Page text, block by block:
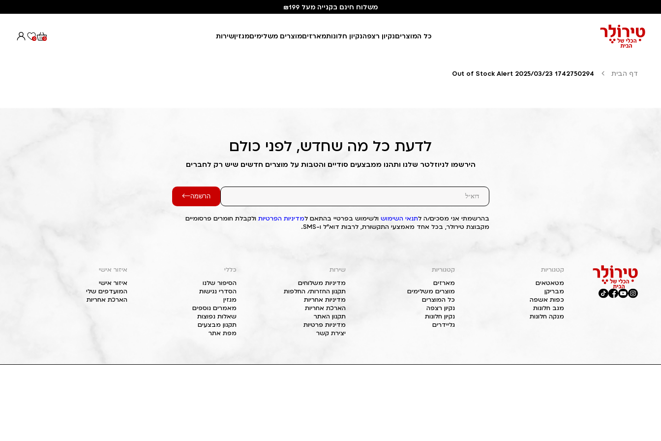
משלוח חינם בקנייה מעל ₪199
כל המוצריםנקיון רצפהנקיון חלונותמארזיםמוצרים משלימיםמגזיןשירות 0
0
דף הבית Out of Stock Alert 2025/03/23 1742750294
לדעת כל מה שחדש, לפני כולם
הירשמו לניוזלטר שלנו ותהנו ממבצעים סודיים והטבות על מוצרים חדשים שיש רק לחברים
הרשמה
בהרשמתי אני מסכים/ה לתנאי השימוש ולשימוש בפרטיי בהתאם למדיניות הפרטיות ולקבלת חומרים פרסומיים
מקבוצת טירולר, בכל אחד מאמצעי התקשורת, לרבות דוא"ל ו-SMS.
קטגוריות
מטאטאים
מבריקן
כפות אשפה
מגב חלונות
מנקה חלונות
קטגוריות
מארזים
מוצרים משלימים
כל המוצרים
נקיון רצפה
נקיון חלונות
גליידרים
שירות
מדיניות משלוחים
תקנון החזרות/ החלפות
מדיניות אחריות
הארכת אחריות
תקנון האתר
מדיניות פרטיות
יצירת קשר
כללי
הסיפור שלנו
הסדרי נגישות
מגזין
מאמרים נוספים
שאלות נפוצות
תקנון מבצעים
מפת אתר
איזור אישי
איזור אישי
המועדפים שלי
הארכת אחריות